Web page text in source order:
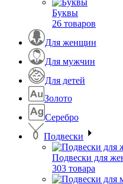
Буквы
26 товаров
Для женщин
Для мужчин
Для детей
Золото
Серебро
Подвески
Подвески для
303 товара